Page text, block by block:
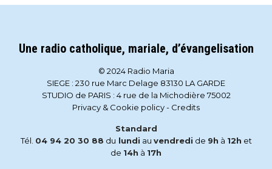
Une radio catholique, mariale, d’évangelisation
© 2024 Radio Maria
SIEGE : 230 rue Marc Delage 83130 LA GARDE
STUDIO de PARIS : 4 rue de la Michodière 75002
Privacy & Cookie policy- Credits
Standard
Tél. 04 94 20 30 88 du lundi au vendredi de 9h à 12h et
de 14h à 17h